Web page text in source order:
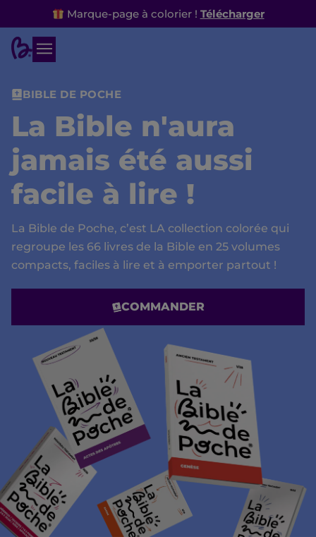
Marque-page à colorier ! Télécharger
BIBLE DE POCHE
La Bible n'aura
jamais été aussi
facile à lire !​
La Bible de Poche, c’est LA collection colorée qui
regroupe les 66 livres de la Bible en 25 volumes
compacts, faciles à lire et à emporter partout !
COMMANDER